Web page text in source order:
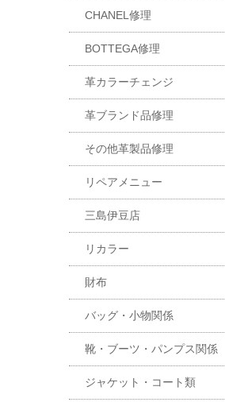
CHANEL修理
BOTTEGA修理
革カラーチェンジ
革ブランド品修理
その他革製品修理
リペアメニュー
三島伊豆店
リカラー
財布
バッグ・小物関係
靴・ブーツ・パンプス関係
ジャケット・コート類